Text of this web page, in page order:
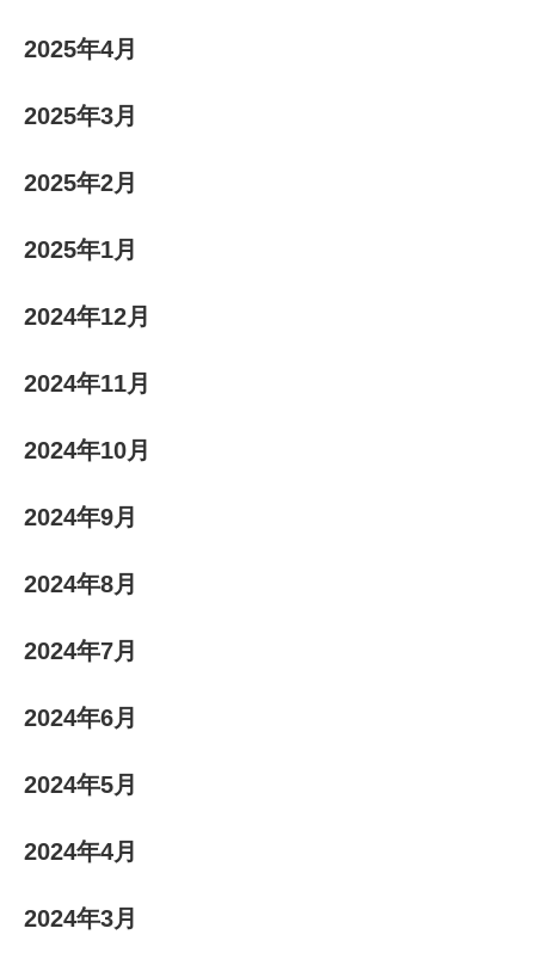
2025年4月
2025年3月
2025年2月
2025年1月
2024年12月
2024年11月
2024年10月
2024年9月
2024年8月
2024年7月
2024年6月
2024年5月
2024年4月
2024年3月